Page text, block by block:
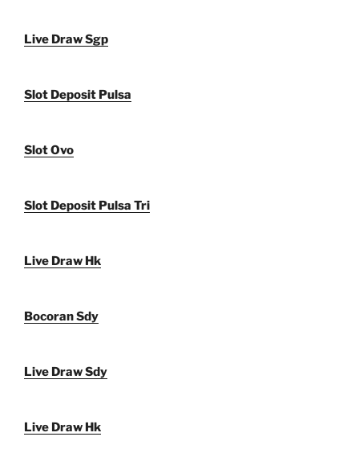
Live Draw Sgp
Slot Deposit Pulsa
Slot Ovo
Slot Deposit Pulsa Tri
Live Draw Hk
Bocoran Sdy
Live Draw Sdy
Live Draw Hk